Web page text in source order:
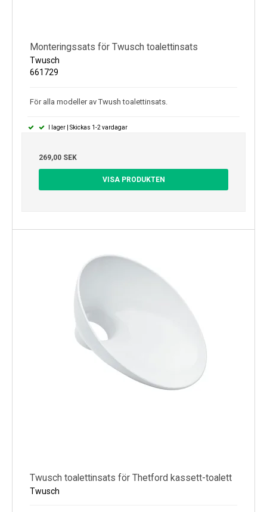
Monteringssats för Twusch toalettinsats
Twusch
661729
För alla modeller av Twush toalettinsats.
I lager | Skickas 1-2 vardagar
269,00 SEK
VISA PRODUKTEN
Twusch toalettinsats för Thetford kassett-toalett
Twusch